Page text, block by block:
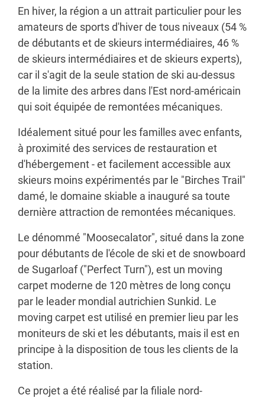
En hiver, la région a un attrait particulier pour les
amateurs de sports d'hiver de tous niveaux (54 %
de débutants et de skieurs intermédiaires, 46 %
de skieurs intermédiaires et de skieurs experts),
car il s'agit de la seule station de ski au-dessus
de la limite des arbres dans l'Est nord-américain
qui soit équipée de remontées mécaniques.
Idéalement situé pour les familles avec enfants,
à proximité des services de restauration et
d'hébergement - et facilement accessible aux
skieurs moins expérimentés par le "Birches Trail"
damé, le domaine skiable a inauguré sa toute
dernière attraction de remontées mécaniques.
Le dénommé "Moosecalator", situé dans la zone
pour débutants de l'école de ski et de snowboard
de Sugarloaf ("Perfect Turn"), est un moving
carpet moderne de 120 mètres de long conçu
par le leader mondial autrichien Sunkid. Le
moving carpet est utilisé en premier lieu par les
moniteurs de ski et les débutants, mais il est en
principe à la disposition de tous les clients de la
station.
Ce projet a été réalisé par la filiale nord-